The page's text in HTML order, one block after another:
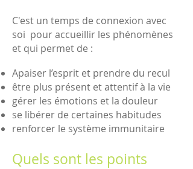
C'est un temps de connexion avec
soi pour accueillir les phénomènes
et qui permet de :
Apaiser l’esprit et prendre du recul
être plus présent et attentif à la vie
gérer les émotions et la douleur
se libérer de certaines habitudes
renforcer le système immunitaire
Quels sont les points